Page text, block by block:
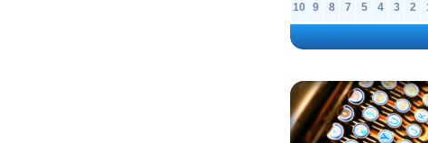
10 9 8 7 5 4 3 2